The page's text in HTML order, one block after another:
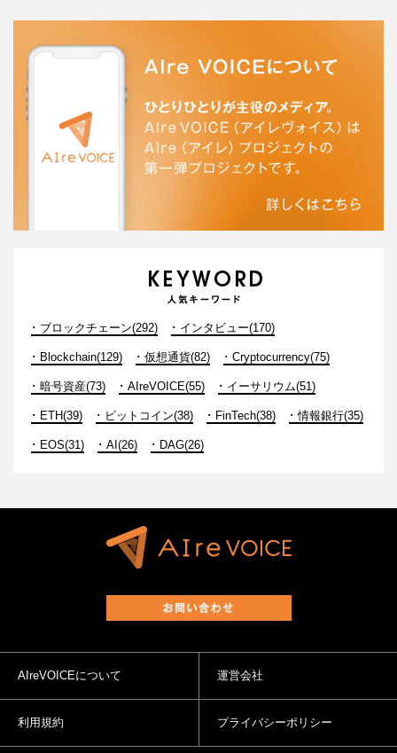
ブロックチェーン(292) インタビュー(170)
Blockchain(129) 仮想通貨(82) Cryptocurrency(75)
暗号資産(73) AIreVOICE(55) イーサリウム(51)
ETH(39) ビットコイン(38) FinTech(38) 情報銀行(35)
EOS(31) AI(26) DAG(26)
AIreVOICEについて 運営会社
利用規約 プライバシーポリシー